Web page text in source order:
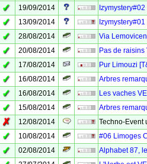
✓ 19/09/2014
✓ 13/09/2014
✓ 28/08/2014
Via
✓ 20/08/2014
Pas de raisins
✓ 17/08/2014
Pur Limouzi
✓ 16/08/2014
Arbres
✓ 16/08/2014
Les vaches
✓ 15/08/2014
Arbres
✗ 12/08/2014
Techno-Event
✓ 10/08/2014
#06 Limoges
✓ 02/08/2014
Alphabet 87,